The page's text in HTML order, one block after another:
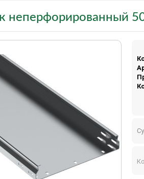
неперфорированный